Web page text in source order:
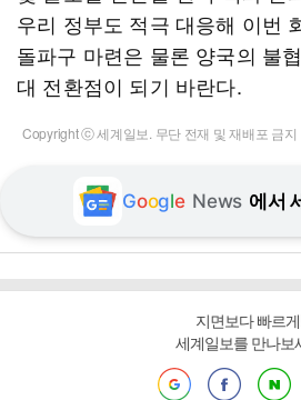
우리 정부도 적극 대응해 이번
돌파구 마련은 물론 양국의 불
대 전환점이 되기 바란다.
Copyright ⓒ 세계일보. 무단 전재 및 재배포 금지
Google News 에서
지면보다 빠르
세계일보를 만나보